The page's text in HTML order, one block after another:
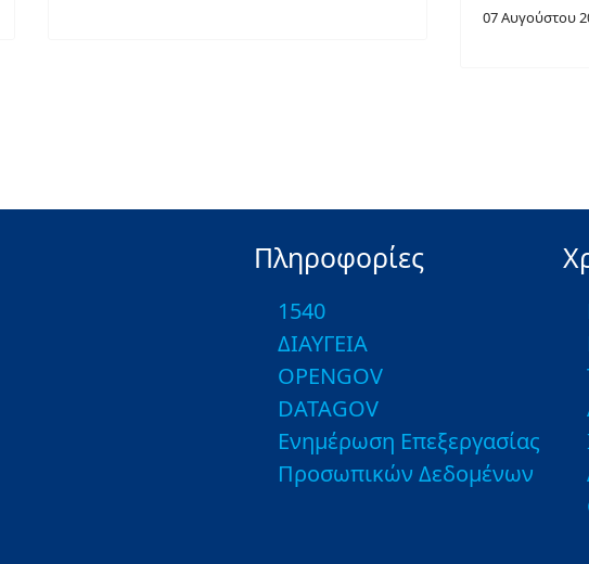
07 Αυγούστου
Πληροφορίες
1540
ΔΙΑΥΓΕΙΑ
OPENGOV
DATAGOV
Ενημέρωση Επεξεργασίας
Προσωπικών Δεδομένων